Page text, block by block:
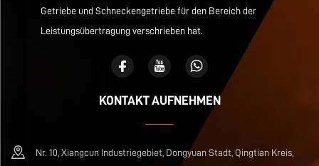
Getriebe und Schneckengetriebe für den Bereich der
Leistungsübertragung verschrieben hat.
KONTAKT AUFNEHMEN
Nr. 10, Xiangcun Industriegebiet, Dongyuan Stadt, Qingtian Kreis,